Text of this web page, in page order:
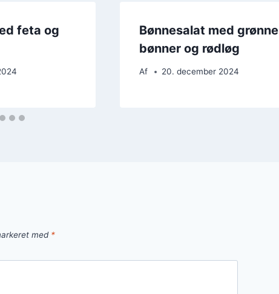
feta og
Bønnesalat med grønne
bønner og rødløg
Af 20. december 2024
med *